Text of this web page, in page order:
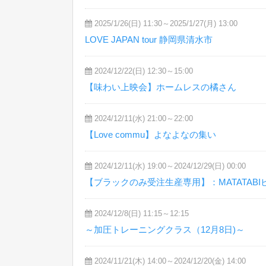
2025/1/26(日) 11:30～2025/1/27(月) 13:00
LOVE JAPAN tour 静岡県清水市
2024/12/22(日) 12:30～15:00
【味わい上映会】ホームレスの橘さん
2024/12/11(水) 21:00～22:00
【Love commu】よなよなの集い
2024/12/11(水) 19:00～2024/12/29(日) 00:00
【ブラックのみ受注生産専用】：
2024/12/8(日) 11:15～12:15
～加圧トレーニングクラス（12月8日)～
2024/11/21(木) 14:00～2024/12/20(金) 14:00